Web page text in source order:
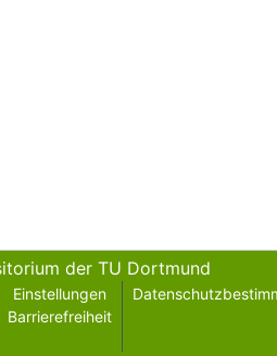
der TU Dortmund
Einstellungen
Barrierefreiheit